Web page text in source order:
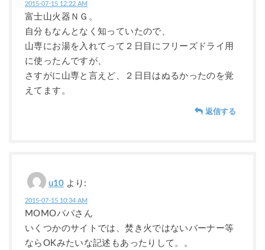
2015-07-15 12:22 AM
富士山火器ＮＧ。
自分もなんとなく知っていたので、
山専にお湯を入れてって２日目にフリーズドライ用
に使ったんですが、
さすがに山専と言えど、２日目はぬるかったのを覚
えてます。
返信する
u10 より:
2015-07-15 10:34 AM
MOMOパパさん
いくつかのサイトでは、焚き火ではないバーナー等
ならOKみたいな記述もあったりして。。